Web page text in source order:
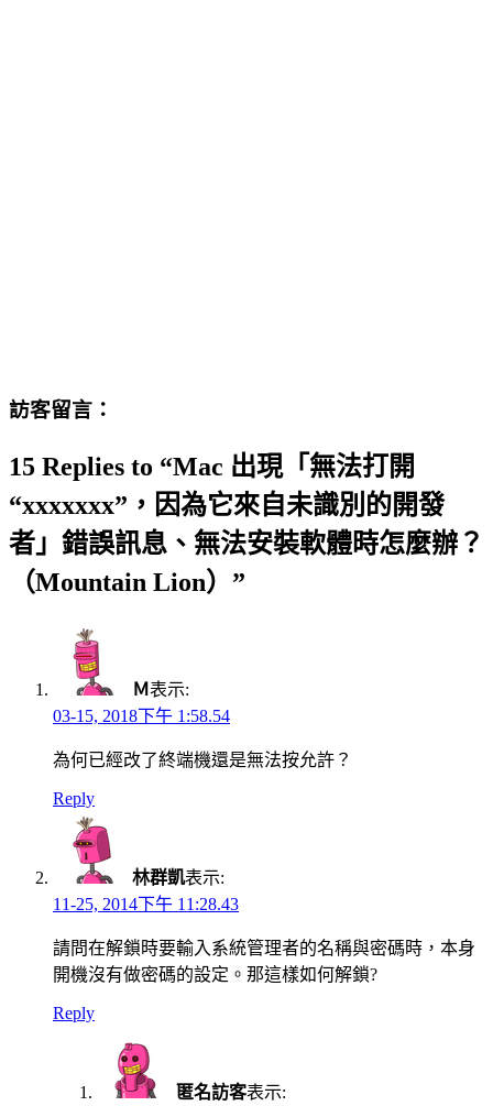
訪客留言：
15 Replies to “Mac 出現「無法打開
“xxxxxxx”，因為它來自未識別的開發
者」錯誤訊息、無法安裝軟體時怎麼辦？
（Mountain Lion）”
Ｍ表示:
03-15, 2018下午 1:58.54
為何已經改了終端機還是無法按允許？
Reply
林群凱表示:
11-25, 2014下午 11:28.43
請問在解鎖時要輸入系統管理者的名稱與密碼時，本身
開機沒有做密碼的設定。那這樣如何解鎖?
Reply
匿名訪客表示: